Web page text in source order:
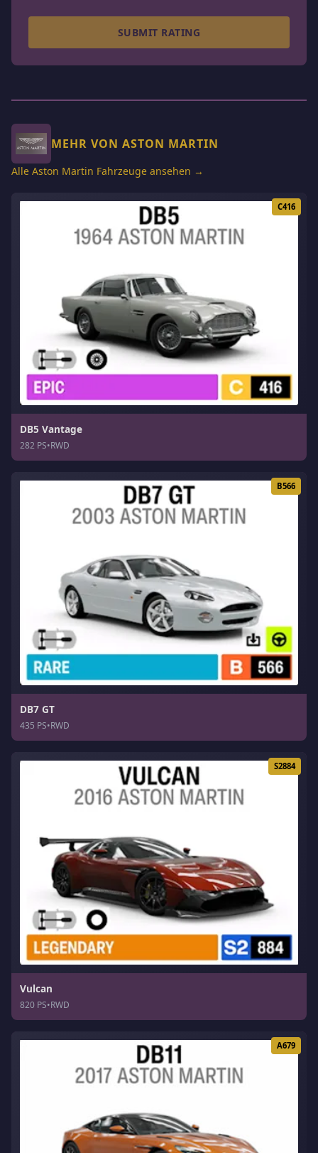
SUBMIT RATING
MEHR VON ASTON MARTIN
Alle Aston Martin Fahrzeuge ansehen →
C416
DB5 Vantage
282 PS•RWD
B566
DB7 GT
435 PS•RWD
S2884
Vulcan
820 PS•RWD
A679